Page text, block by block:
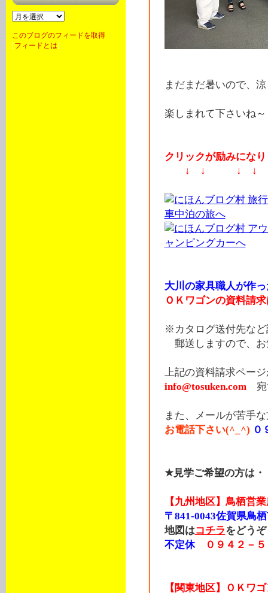
このブログのフィードを取得
[フィードとは]
まだまだ暑いので、
楽しまれて下さいね
クリックが励みにな
↓ ↓ ↓
大川の家具職人が作
ＯＫワゴンの資料請
※カタログ送付先な
郵送しますので、お
上記の資料請求ペー
info@tosuken.com宛
また、メールが苦手
お電話下さい(^_^) ０
★見学ご希望の方は・
【九州地区】鳥栖営
〒841-0043佐賀県鳥
地図はコチラをどうぞ
不定休
０９４２－
【関東地区】ＯＫワ